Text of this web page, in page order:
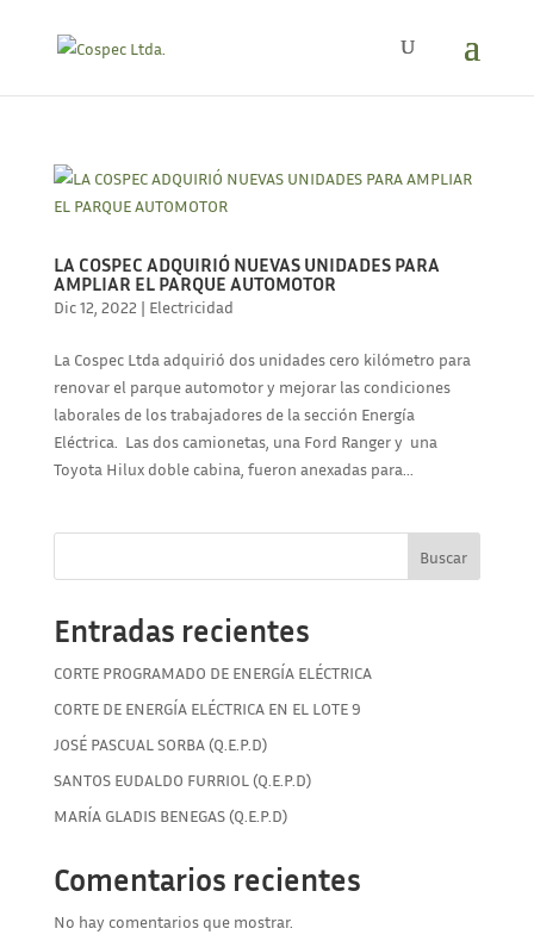
LA COSPEC ADQUIRIÓ NUEVAS UNIDADES PARA
AMPLIAR EL PARQUE AUTOMOTOR
Dic 12, 2022 | Electricidad
La Cospec Ltda adquirió dos unidades cero kilómetro para
renovar el parque automotor y mejorar las condiciones
laborales de los trabajadores de la sección Energía
Eléctrica. Las dos camionetas, una Ford Ranger y una
Toyota Hilux doble cabina, fueron anexadas para...
Buscar
Entradas recientes
CORTE PROGRAMADO DE ENERGÍA ELÉCTRICA
CORTE DE ENERGÍA ELÉCTRICA EN EL LOTE 9
JOSÉ PASCUAL SORBA (Q.E.P.D)
SANTOS EUDALDO FURRIOL (Q.E.P.D)
MARÍA GLADIS BENEGAS (Q.E.P.D)
Comentarios recientes
No hay comentarios que mostrar.